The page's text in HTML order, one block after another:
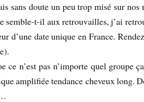
sans doute un peu trop misé sur
semble-t-il aux retrouvailles, j’ai
d’une date unique en France.
ce n’est pas n’importe quel groupe
amplifiée tendance cheveux long.